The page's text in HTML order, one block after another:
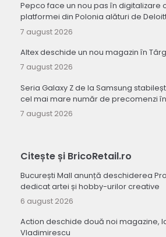
Pepco face un nou pas în digitalizare
platformei din Polonia alături de
7 august 2026
Altex deschide un nou magazin în
7 august 2026
Seria Galaxy Z de la Samsung
cel mai mare număr de precomenzi
7 august 2026
Citește și BricoRetail.ro
București Mall anunță deschiderea
dedicat artei și hobby-urilor creative
6 august 2026
Action deschide două noi magazine,
Vladimirescu